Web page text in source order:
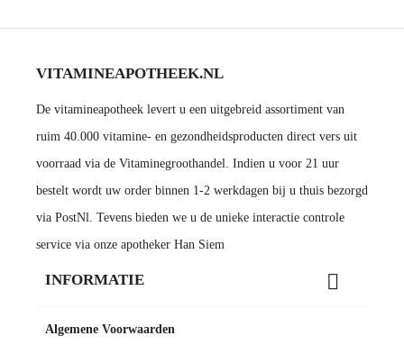
VITAMINEAPOTHEEK.NL
De vitamineapotheek levert u een uitgebreid assortiment van
ruim 40.000 vitamine- en gezondheidsproducten direct vers uit
voorraad via de Vitaminegroothandel. Indien u voor 21 uur
bestelt wordt uw order binnen 1-2 werkdagen bij u thuis bezorgd
via PostNl. Tevens bieden we u de unieke interactie controle
service via onze apotheker Han Siem
INFORMATIE 
Algemene Voorwaarden